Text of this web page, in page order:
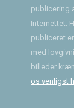
publicering
Internettet.
publiceret
med
billeder
os venligst